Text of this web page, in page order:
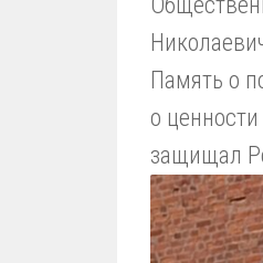
Память о
о
защищал